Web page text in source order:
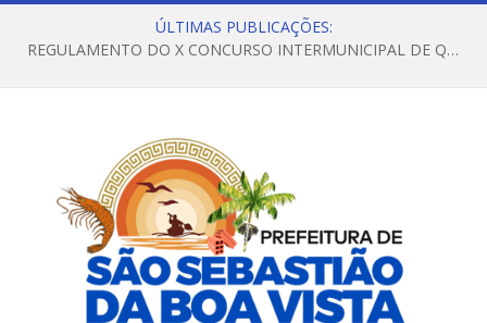
ÚLTIMAS PUBLICAÇÕES:
REGULAMENTO DO X CONCURSO INTERMUNICIPAL DE QUADRILHAS JUNINAS – 2026 – ARRAIÁ DA VENEZA